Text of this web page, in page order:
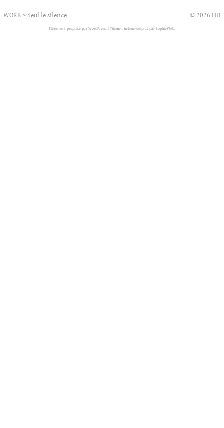
WORK> Seul le silence © 2026 HD
Fièrement propulsé par WordPress. Thème : helene-delprat par SophieWeb.